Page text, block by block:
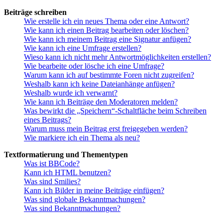
Beiträge schreiben
Wie erstelle ich ein neues Thema oder eine Antwort?
Wie kann ich einen Beitrag bearbeiten oder löschen?
Wie kann ich meinem Beitrag eine Signatur anfügen?
Wie kann ich eine Umfrage erstellen?
Wieso kann ich nicht mehr Antwortmöglichkeiten erstellen?
Wie bearbeite oder lösche ich eine Umfrage?
Warum kann ich auf bestimmte Foren nicht zugreifen?
Weshalb kann ich keine Dateianhänge anfügen?
Weshalb wurde ich verwarnt?
Wie kann ich Beiträge den Moderatoren melden?
Was bewirkt die „Speichern“-Schaltfläche beim Schreiben
eines Beitrags?
Warum muss mein Beitrag erst freigegeben werden?
Wie markiere ich ein Thema als neu?
Textformatierung und Thementypen
Was ist BBCode?
Kann ich HTML benutzen?
Was sind Smilies?
Kann ich Bilder in meine Beiträge einfügen?
Was sind globale Bekanntmachungen?
Was sind Bekanntmachungen?